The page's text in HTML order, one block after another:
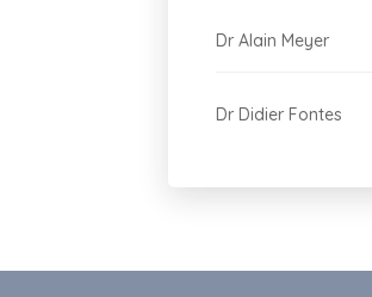
Dr Alain Meyer
Dr Didier Fontes